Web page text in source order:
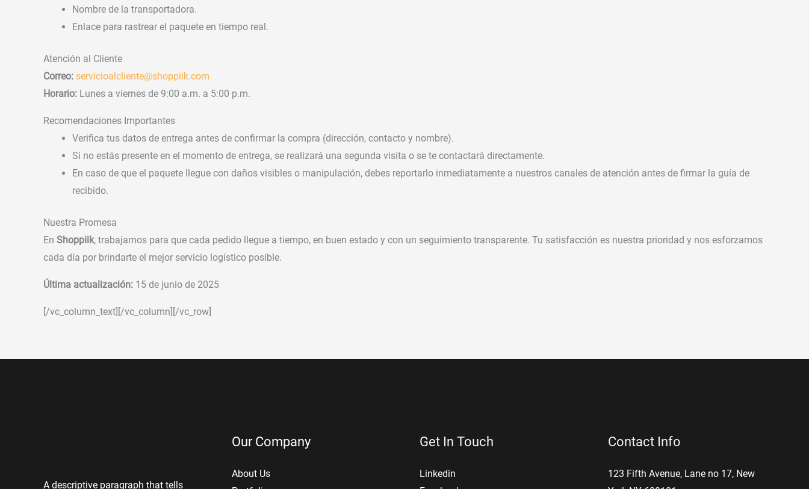
Nombre de la transportadora.
Enlace para rastrear el paquete en tiempo real.
Atención al Cliente
Correo: servicioalcliente@shoppiik.com
Horario: Lunes a viernes de 9:00 a.m. a 5:00 p.m.
Recomendaciones Importantes
Verifica tus datos de entrega antes de confirmar la compra (dirección, contacto y nombre).
Si no estás presente en el momento de entrega, se realizará una segunda visita o se te contactará directamente.
En caso de que el paquete llegue con daños visibles o manipulación, debes reportarlo inmediatamente a nuestros canales de atención antes de firmar la guía de
recibido.
Nuestra Promesa
En Shoppiik, trabajamos para que cada pedido llegue a tiempo, en buen estado y con un seguimiento transparente. Tu satisfacción es nuestra prioridad y nos esforzamos
cada día por brindarte el mejor servicio logístico posible.
Última actualización: 15 de junio de 2025
[/vc_column_text][/vc_column][/vc_row]
A descriptive paragraph that tells
Our Company
About Us
Get In Touch
Linkedin
Contact Info
123 Fifth Avenue, Lane no 17, New